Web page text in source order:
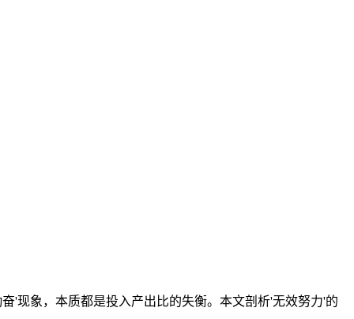
'现象，本质都是投入产出比的失衡。本文剖析'无效努力'的